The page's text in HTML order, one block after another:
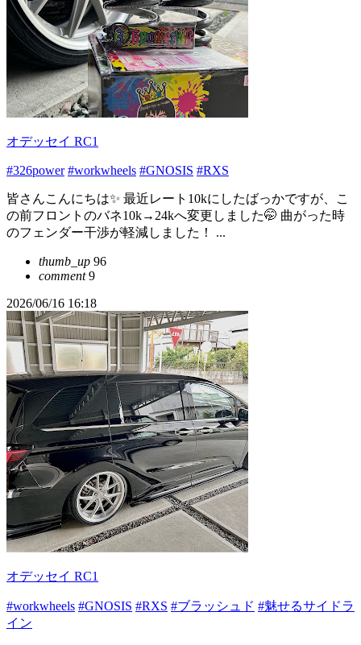
オデッセイ RC1
#326power #workwheels #GNOSIS #RXS
皆さんこんにちは✨️ 最近レート10kにしたばっかですが、こ
の前フロントのバネ10k→24kへ変更しました🤭 曲がった時
のフェンダー干渉が軽減しました！ ...
thumb_up 96
comment9
2026/06/16 16:18
オデッセイ RC1
#workwheels #GNOSIS #RXS #ブラッシュド #魅せるサイドラ
イン